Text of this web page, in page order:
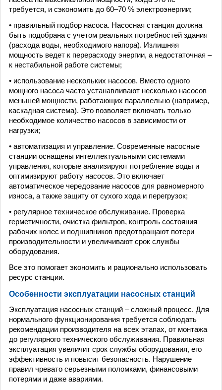
требуется, и сэкономить до 60–70 % электроэнергии;
• правильный подбор насоса. Насосная станция должна
быть подобрана с учетом реальных потребностей здания
(расхода воды, необходимого напора). Излишняя
мощность ведет к перерасходу энергии, а недостаточная –
к нестабильной работе системы;
• использование нескольких насосов. Вместо одного
мощного насоса часто устанавливают несколько насосов
меньшей мощности, работающих параллельно (например,
каскадная система). Это позволяет включать только
необходимое количество насосов в зависимости от
нагрузки;
• автоматизация и управление. Современные насосные
станции оснащены интеллектуальными системами
управления, которые анализируют потребление воды и
оптимизируют работу насосов. Это включает
автоматическое чередование насосов для равномерного
износа, а также защиту от сухого хода и перегрузок;
• регулярное техническое обслуживание. Проверка
герметичности, очистка фильтров, контроль состояния
рабочих колес и подшипников предотвращают потери
производительности и увеличивают срок службы
оборудования.
Все это помогает экономить и рационально использовать
ресурс станции.
Особенности эксплуатации насосных станций
Эксплуатация насосных станций – сложный процесс. Для
нормального функционирования требуется соблюдать
рекомендации производителя на всех этапах, от монтажа
до регулярного технического обслуживания. Правильная
эксплуатация увеличит срок службы оборудования, его
эффективность и повысит безопасность. Нарушение
правил чревато серьезными поломками, финансовыми
потерями и даже авариями.